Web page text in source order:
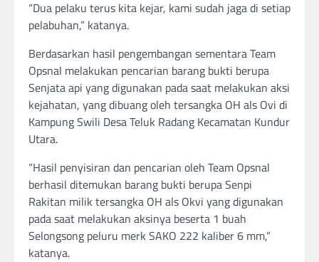
“Dua pelaku terus kita kejar, kami sudah jaga di setiap
pelabuhan,” katanya.
Berdasarkan hasil pengembangan sementara Team
Opsnal melakukan pencarian barang bukti berupa
Senjata api yang digunakan pada saat melakukan aksi
kejahatan, yang dibuang oleh tersangka OH als Ovi di
Kampung Swili Desa Teluk Radang Kecamatan Kundur
Utara.
“Hasil penyisiran dan pencarian oleh Team Opsnal
berhasil ditemukan barang bukti berupa Senpi
Rakitan milik tersangka OH als Okvi yang digunakan
pada saat melakukan aksinya beserta 1 buah
Selongsong peluru merk SAKO 222 kaliber 6 mm,”
katanya.